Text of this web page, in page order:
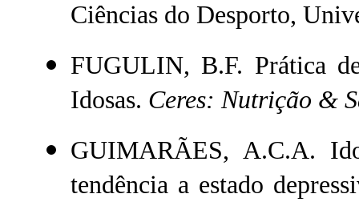
Ciências do Desporto,
FUGULIN, B.F. Prática
Idosas. Ceres: Nutrição &
GUIMARÃES, A.C.A.
tendência a estado